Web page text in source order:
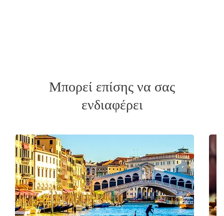
Μπορεί επίσης να σας
ενδιαφέρει